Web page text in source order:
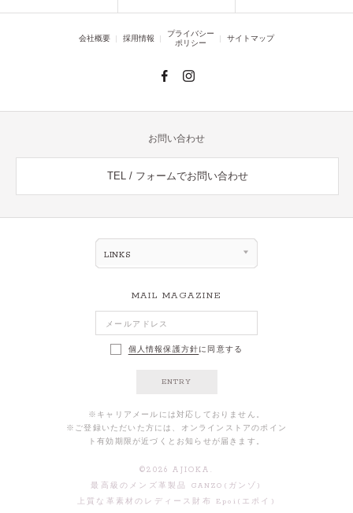
会社概要 採用情報
プライバシー
ポリシー
サイトマップ
お問い合わせ
TEL / フォームでお問い合わせ
LINKS
MAIL MAGAZINE
個人情報保護方針に同意する
ENTRY
※キャリアメールには対応しておりません。
※ご登録いただいた方には、オンラインストアのポイン
ト有効期限が近づくとお知らせが届きます。
©2026 AJIOKA.
最高級のメンズ革製品 GANZO(ガンゾ)
上質な革素材のレディース財布 Epoi(エポイ)